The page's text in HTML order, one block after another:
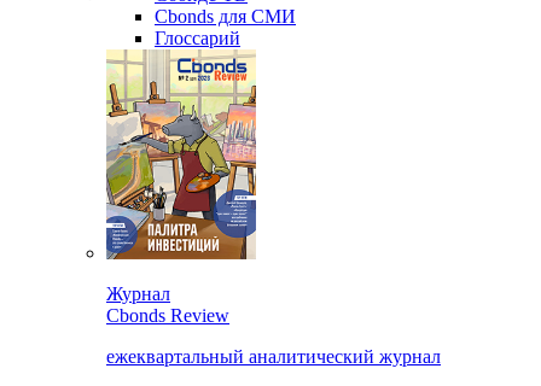
Новости & Research Hub
Новости рынка
Research Hub
Сбондс-ТВ
Cbonds для СМИ
Глоссарий